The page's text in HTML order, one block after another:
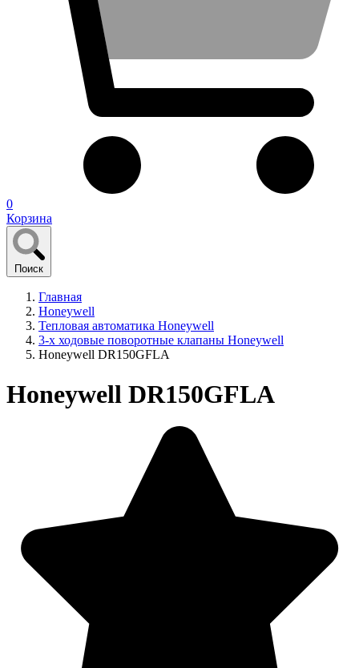
0
Корзина
Поиск
Главная
Honeywell
Тепловая автоматика Honeywell
3-х ходовые поворотные клапаны Honeywell
Honeywell DR150GFLA
Honeywell DR150GFLA